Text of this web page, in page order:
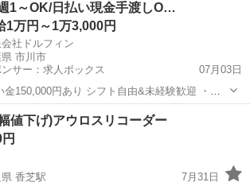
1～OK/日払い現金手渡しO…
1万円～1万3,000円
社ドルフィン
市川市
サー：求人ボックス
07月03日
金150,000円あり シフト自由&未経験歓迎
・直
転車・バイク通勤OK ・週1～OK ・日払い・
も可能です! <仕事内容> 建築・土木工事現場
値下げ)アウロスリコーダー
香芝駅
7月31日